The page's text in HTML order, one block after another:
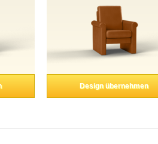
Design übernehmen